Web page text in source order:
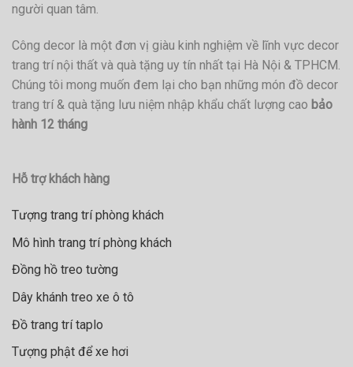
người quan tâm.
Công decor là một đơn vị giàu kinh nghiệm về lĩnh vực decor
trang trí nội thất và quà tặng uy tín nhất tại Hà Nội & TPHCM.
Chúng tôi mong muốn đem lại cho bạn những món đồ decor
trang trí & quà tặng lưu niệm nhập khẩu chất lượng cao bảo
hành 12 tháng
Hỗ trợ khách hàng
Tượng trang trí phòng khách
Mô hình trang trí phòng khách
Đồng hồ treo tường
Dây khánh treo xe ô tô
Đồ trang trí taplo
Tượng phật để xe hơi